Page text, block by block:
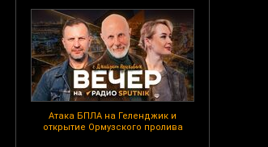
Атака БПЛА на Геленджик и
открытие Ормузского пролива